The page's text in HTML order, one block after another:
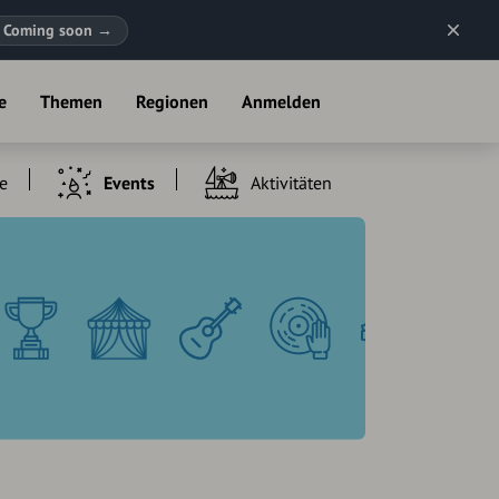
Coming soon →
Themen Regionen Anmelden
Events Aktivitäten